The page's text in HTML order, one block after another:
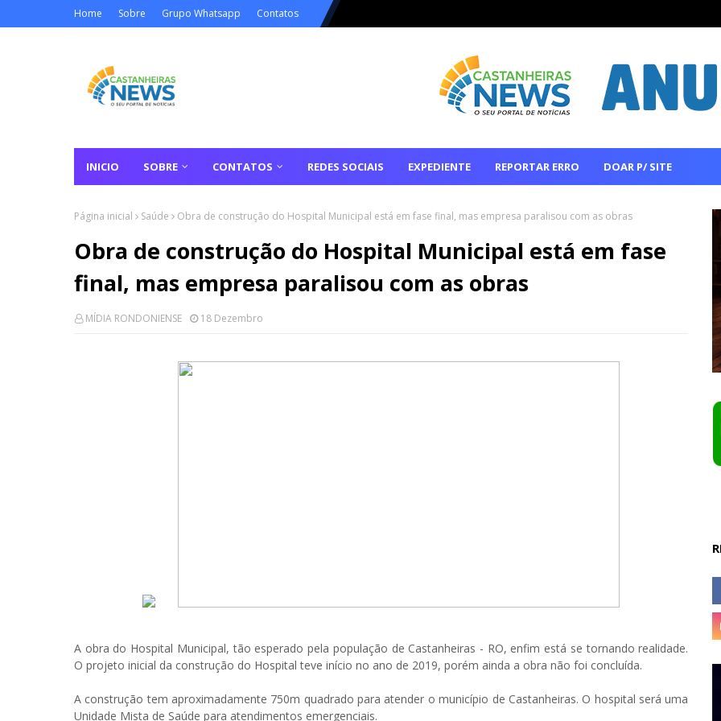
Home Sobre Grupo Whatsapp Contatos
INICIO SOBRE CONTATOS REDES SOCIAIS EXPEDIENTE REPORTAR ERRO DOAR P/ SITE
Página inicial Saúde Obra de construção do Hospital Municipal está em fase final, mas empresa paralisou com as obras
Obra de construção do Hospital Municipal está em fase
final, mas empresa paralisou com as obras
MÍDIA RONDONIENSE 18 Dezembro
A obra do Hospital Municipal, tão esperado pela população de Castanheiras - RO, enfim está se tornando realidade.
O projeto inicial da construção do Hospital teve início no ano de 2019, porém ainda a obra não foi concluída.
A construção tem aproximadamente 750m quadrado para atender o município de Castanheiras. O hospital será uma
Unidade Mista de Saúde para atendimentos emergenciais.